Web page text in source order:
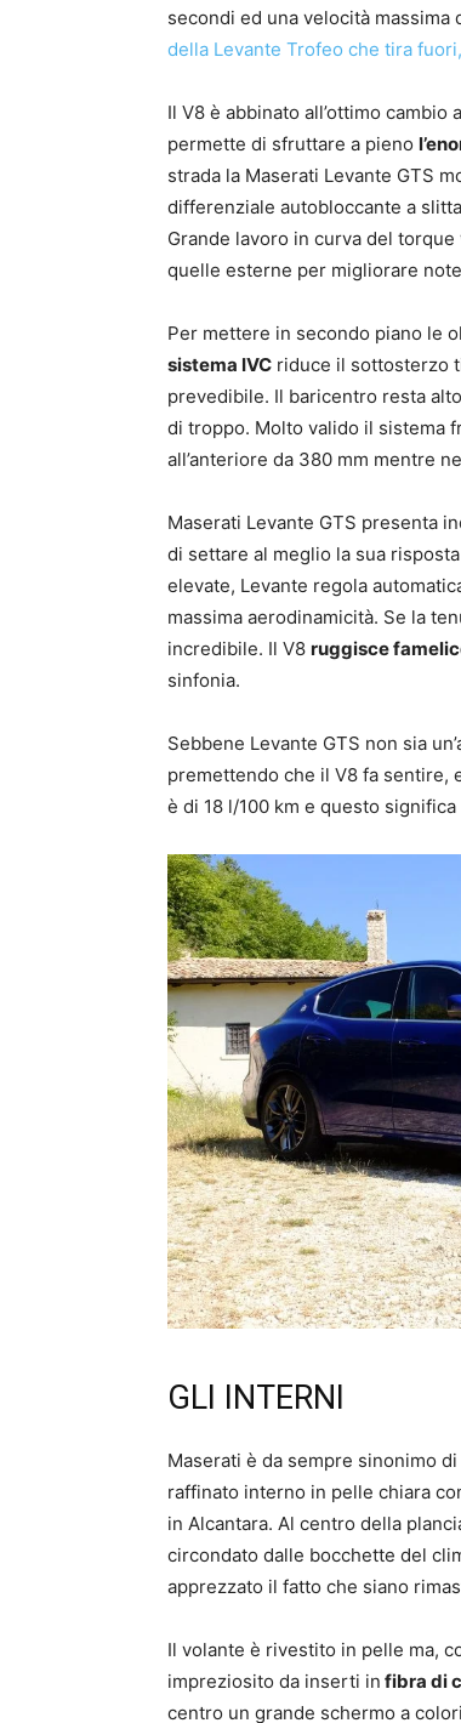
secondi ed una velocità massima
della Levante Trofeo che tira
Il V8 è abbinato all’ottimo
permette di sfruttare a pieno
strada la Maserati Levante GTS
differenziale autobloccante a
Grande lavoro in curva del
quelle esterne per migliorare
Per mettere in secondo piano le
sistema IVC riduce il sottosterzo
prevedibile. Il baricentro resta
di troppo. Molto valido il sistema
all’anteriore da 380 mm mentre
Maserati Levante GTS presenta
di settare al meglio la sua
elevate, Levante regola
massima aerodinamicità. Se la
incredibile. Il V8 ruggisce
sinfonia.
Sebbene Levante GTS non sia
premettendo che il V8 fa sentire,
è di 18 l/100 km e questo
GLI INTERNI
Maserati è da sempre sinonimo di
raffinato interno in pelle chiara
in Alcantara. Al centro della
circondato dalle bocchette del
apprezzato il fatto che siano
Il volante è rivestito in pelle ma,
impreziosito da inserti in fibra di
centro un grande schermo a